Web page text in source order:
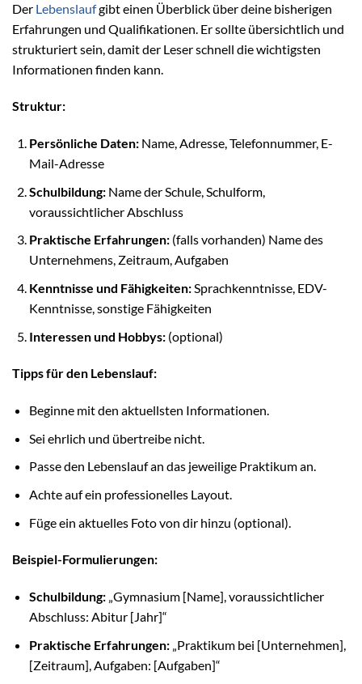
Der Lebenslaufgibt einen Überblick über deine bisherigen
Erfahrungen und Qualifikationen. Er sollte übersichtlich und
strukturiert sein, damit der Leser schnell die wichtigsten
Informationen finden kann.
Struktur:
Persönliche Daten:Name, Adresse, Telefonnummer, E-
Mail-Adresse
Schulbildung:Name der Schule, Schulform,
voraussichtlicher Abschluss
Praktische Erfahrungen:(falls vorhanden) Name des
Unternehmens, Zeitraum, Aufgaben
Kenntnisse und Fähigkeiten:Sprachkenntnisse, EDV-
Kenntnisse, sonstige Fähigkeiten
Interessen und Hobbys:(optional)
Tipps für den Lebenslauf:
Beginne mit den aktuellsten Informationen.
Sei ehrlich und übertreibe nicht.
Passe den Lebenslauf an das jeweilige Praktikum an.
Achte auf ein professionelles Layout.
Füge ein aktuelles Foto von dir hinzu (optional).
Beispiel-Formulierungen:
Schulbildung:„Gymnasium [Name], voraussichtlicher
Abschluss: Abitur [Jahr]“
Praktische Erfahrungen:„Praktikum bei [Unternehmen],
[Zeitraum], Aufgaben: [Aufgaben]“